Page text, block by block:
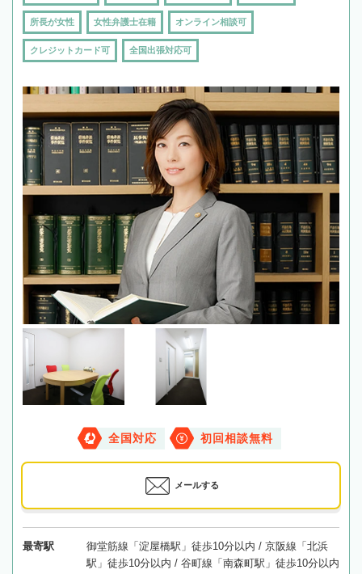
所長が女性 女性弁護士在籍 オンライン相談可
クレジットカード可 全国出張対応可
全国対応 初回相談無料
メールする
最寄駅
御堂筋線「淀屋橋駅」徒歩10分以内 / 京阪線「北浜
駅」徒歩10分以内 / 谷町線「南森町駅」徒歩10分以内